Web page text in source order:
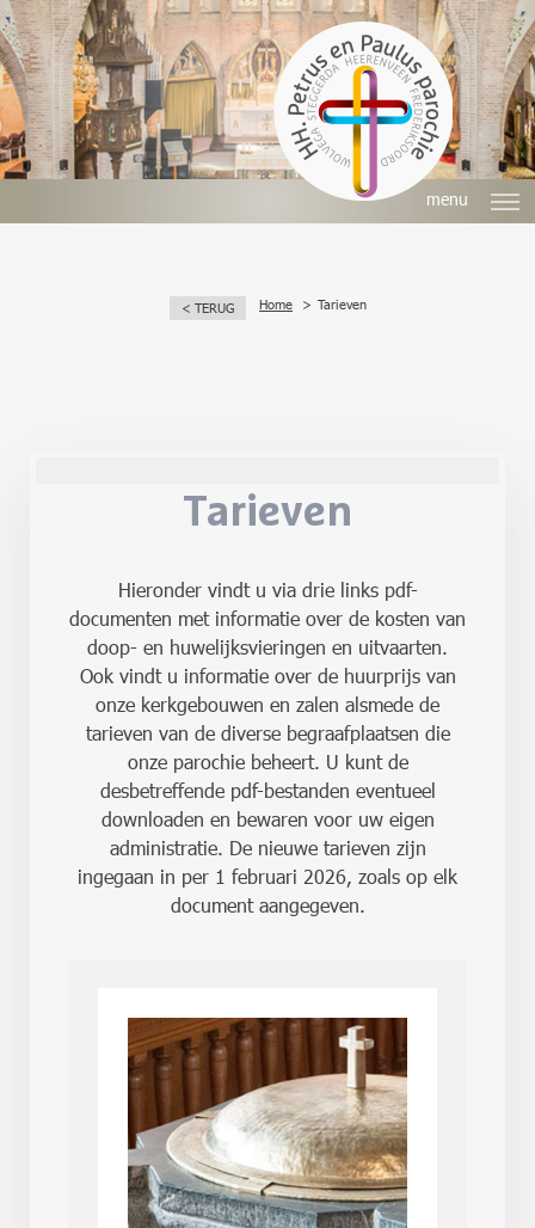
menu
< TERUG Home Tarieven
Tarieven
Hieronder vindt u via drie links pdf-
documenten met informatie over de kosten van
doop- en huwelijksvieringen en uitvaarten.
Ook vindt u informatie over de huurprijs van
onze kerkgebouwen en zalen alsmede de
tarieven van de diverse begraafplaatsen die
onze parochie beheert. U kunt de
desbetreffende pdf-bestanden eventueel
downloaden en bewaren voor uw eigen
administratie. De nieuwe tarieven zijn
ingegaan in per 1 februari 2026, zoals op elk
document aangegeven.